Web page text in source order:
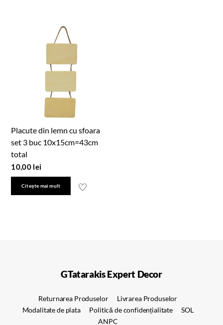
Placute din lemn cu sfoara
set 3 buc 10x15cm=43cm
total
10,00 lei
Citește mai mult
GTatarakis Expert Decor
Returnarea Produselor
Livrarea Produselor
Modalitate de plata
Politică de confidențialitate
SOL
ANPC